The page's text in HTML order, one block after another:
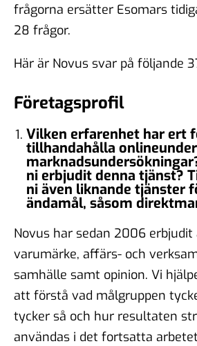
frågorna ersätter Esomars
28 frågor.
Här är Novus svar på följande
Företagsprofil
Vilken erfarenhet har ert
tillhandahålla
ni erbjudit denna tjänst?
ni även liknande tjänster
ändamål, såsom
Novus har sedan 2006
varumärke, affärs- och
samhälle samt opinion. Vi
att förstå vad målgruppen
tycker så och hur resultaten
användas i det fortsatta